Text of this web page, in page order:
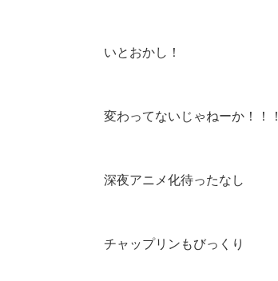
いとおかし！
変わってないじゃねーか！！！
深夜アニメ化待ったなし
チャップリンもびっくり